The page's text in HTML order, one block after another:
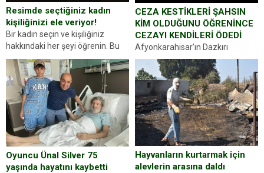
Resimde seçtiğiniz kadın
kişiliğinizi ele veriyor!
Bir kadın seçin ve kişiliğiniz
hakkındaki her şeyi öğrenin. Bu
kez karşınıza oldukça farklı bir
kişilik testiyle çıkıyoruz. Resimde
gördüğünüz kadın figürlerinden
dikkatinizi en...
CEZA KESTİKLERİ ŞAHSIN
KİM OLDUĞUNU ÖĞRENİNCE
CEZAYI KENDİLERİ ÖDEDİ
Afyonkarahisar’ın Dazkırı
ilçesinde trafik uygulaması
yapan jandarma ekipleri
durdurdukları bir otomobilin
sürücüsünden ehliyet ve ruhsat
sorup belgelerini istedi. Sürücü
Abdurrahman Ö.nün verdiği
evraklarda eksik olduğunu...
Oyuncu Ünal Silver 75
yaşında hayatını kaybetti
Hayvanların kurtarmak için
alevlerin arasına daldı